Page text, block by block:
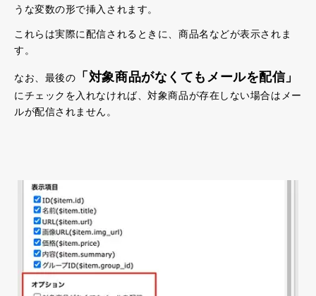
うな変数の形で挿入されます。
これらは実際に配信されるときに、商品名などが表示されま
す。
なお、最後の 「対象商品がなくてもメールを配信」
にチェックを入れなければ、対象商品が存在しない場合はメー
ルが配信されません。